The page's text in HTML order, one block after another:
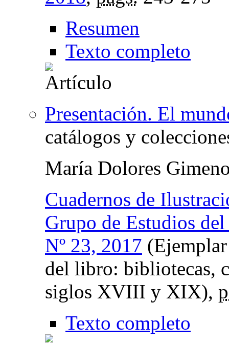
Resumen
Texto completo
Presentación. El
catálogos y
María Dolores
Cuadernos de
Grupo de Estudios
Nº 23, 2017
del libro: bibliotecas,
siglos XVIII y XIX),
Texto completo